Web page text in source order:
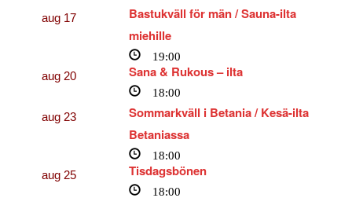
aug 17
Bastukväll för män / Sauna-ilta
miehille
19:00
aug 20 Sana & Rukous – ilta
18:00
aug 23
Sommarkväll i Betania / Kesä-ilta
Betaniassa
18:00
aug 25 Tisdagsbönen
18:00